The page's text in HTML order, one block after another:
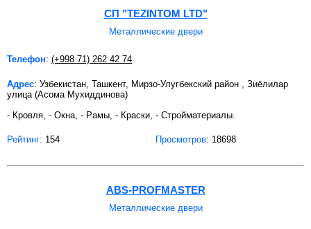
СП "TEZINTOM LTD"
Металлические двери
Телефон: (+998 71) 262 42 74
Адрес: Узбекистан, Ташкент, Мирзо-Улугбекский район , Зиёлилар
улица (Асома Мухиддинова)
- Кровля, - Окна, - Рамы, - Краски, - Стройматериалы.
Рейтинг: 154 Просмотров: 18698
ABS-PROFMASTER
Металлические двери